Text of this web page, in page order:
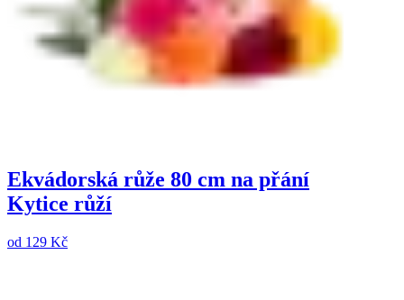
Ekvádorská růže 80 cm na přání
Kytice růží
od 129 Kč